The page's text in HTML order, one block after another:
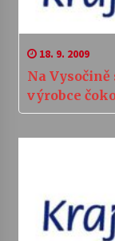
18. 9. 2009
Na
výrobce